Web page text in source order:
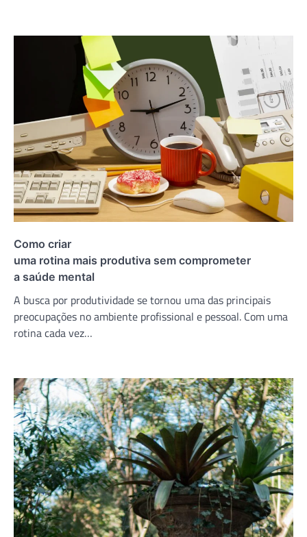
Como criar
uma rotina mais produtiva sem comprometer
a saúde mental
A busca por produtividade se tornou uma das principais
preocupações no ambiente profissional e pessoal. Com uma
rotina cada vez…